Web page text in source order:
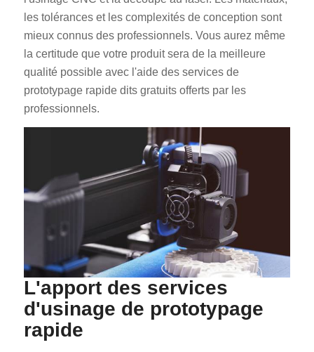
les tolérances et les complexités de conception sont
mieux connus des professionnels. Vous aurez même
la certitude que votre produit sera de la meilleure
qualité possible avec l'aide des services de
prototypage rapide dits gratuits offerts par les
professionnels.
L'apport des services
d'usinage de prototypage
rapide